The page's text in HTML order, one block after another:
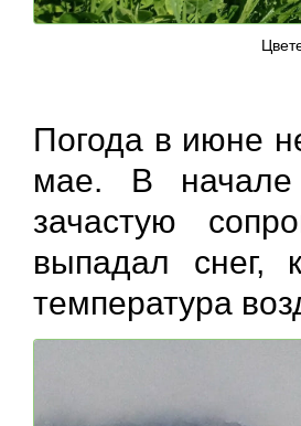
Погода в июне
мае. В начале
зачастую
выпадал снег,
температура